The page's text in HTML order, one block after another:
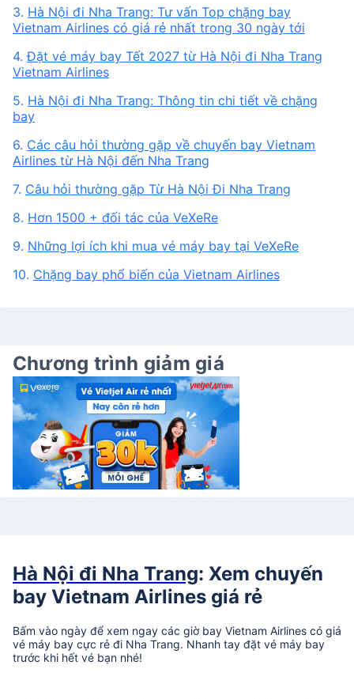
3. Hà Nội đi Nha Trang: Tư vấn Top chặng bay
Vietnam Airlines có giá rẻ nhất trong 30 ngày tới
4.Đặt vé máy bay Tết 2027 từ Hà Nội đi Nha Trang
Vietnam Airlines
5. Hà Nội đi Nha Trang: Thông tin chi tiết về chặng
bay
6. Các câu hỏi thường gặp về chuyến bay Vietnam
Airlines từ Hà Nội đến Nha Trang
7. Câu hỏi thường gặp Từ Hà Nội Đi Nha Trang
8. Hơn 1500 + đối tác của VeXeRe
9. Những lợi ích khi mua vé máy bay tại VeXeRe
10. Chặng bay phổ biến của Vietnam Airlines
Chương trình giảm giá
Hà Nội đi Nha Trang: Xem chuyến
bay Vietnam Airlines giá rẻ
Bấm vào ngày để xem ngay các giờ bay Vietnam Airlines có giá
vé máy bay cực rẻ đi Nha Trang. Nhanh tay đặt vé máy bay
trước khi hết vé bạn nhé!